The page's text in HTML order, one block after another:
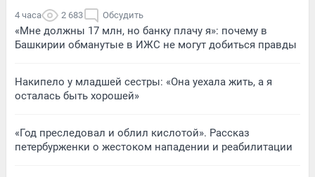
4 часа 2 683 Обсудить
«Мне должны 17 млн, но банку плачу я»: почему в
Башкирии обманутые в ИЖС не могут добиться правды
Накипело у младшей сестры: «Она уехала жить, а я
осталась быть хорошей»
«Год преследовал и облил кислотой». Рассказ
петербурженки о жестоком нападении и реабилитации